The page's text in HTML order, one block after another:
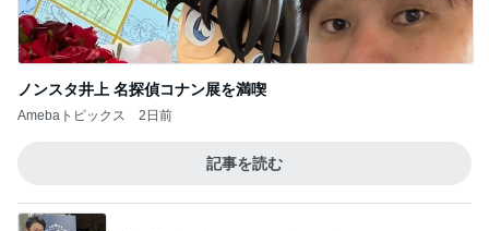
ノンスタ井上 名探偵コナン展を満喫
Amebaトピックス 2日前
記事を読む